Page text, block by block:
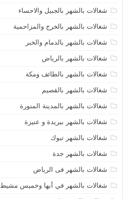
شغالات بالشهر بالجبيل والاحساء
شغالات بالشهر بالخرج والمزاحمية
شغالات بالشهر بالدمام والخبر
شغالات بالشهر بالرياض
شغالات بالشهر بالطائف ومكة
شغالات بالشهر بالقصيم
شغالات بالشهر بالمدينة المنورة
شغالات بالشهر ببريدة و عنيزة
شغالات بالشهر تبوك
شغالات بالشهر جدة
شغالات بالشهر فى الرياض
شغالات بالشهر في أبها وخميس مشيط